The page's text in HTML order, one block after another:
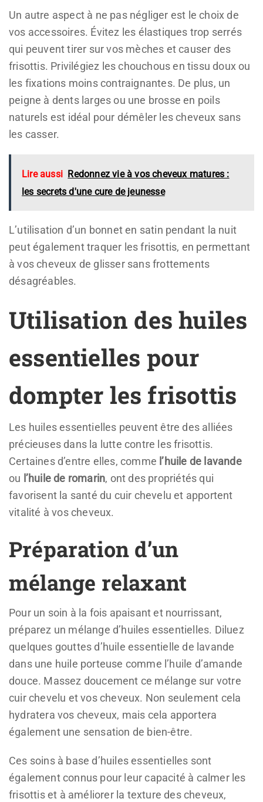
Un autre aspect à ne pas négliger est le choix de
vos accessoires. Évitez les élastiques trop serrés
qui peuvent tirer sur vos mèches et causer des
frisottis. Privilégiez les chouchous en tissu doux ou
les fixations moins contraignantes. De plus, un
peigne à dents larges ou une brosse en poils
naturels est idéal pour démêler les cheveux sans
les casser.
Lire aussi Redonnez vie à vos cheveux matures :
les secrets d'une cure de jeunesse
L’utilisation d’un bonnet en satin pendant la nuit
peut également traquer les frisottis, en permettant
à vos cheveux de glisser sans frottements
désagréables.
Utilisation des huiles
essentielles pour
dompter les frisottis
Les huiles essentielles peuvent être des alliées
précieuses dans la lutte contre les frisottis.
Certaines d’entre elles, comme l’huile de lavande
ou l’huile de romarin, ont des propriétés qui
favorisent la santé du cuir chevelu et apportent
vitalité à vos cheveux.
Préparation d’un
mélange relaxant
Pour un soin à la fois apaisant et nourrissant,
préparez un mélange d’huiles essentielles. Diluez
quelques gouttes d’huile essentielle de lavande
dans une huile porteuse comme l’huile d’amande
douce. Massez doucement ce mélange sur votre
cuir chevelu et vos cheveux. Non seulement cela
hydratera vos cheveux, mais cela apportera
également une sensation de bien-être.
Ces soins à base d’huiles essentielles sont
également connus pour leur capacité à calmer les
frisottis et à améliorer la texture des cheveux,